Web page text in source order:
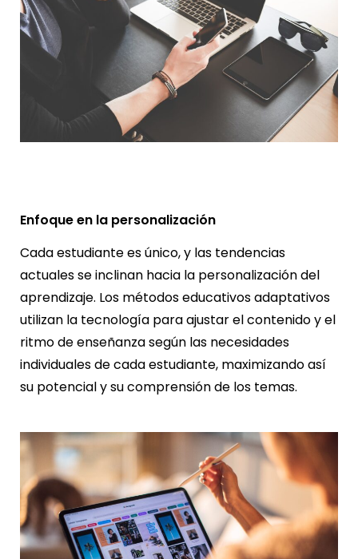
Enfoque en la personalización
Cada estudiante es único, y las tendencias
actuales se inclinan hacia la personalización del
aprendizaje. Los métodos educativos adaptativos
utilizan la tecnología para ajustar el contenido y el
ritmo de enseñanza según las necesidades
individuales de cada estudiante, maximizando así
su potencial y su comprensión de los temas.